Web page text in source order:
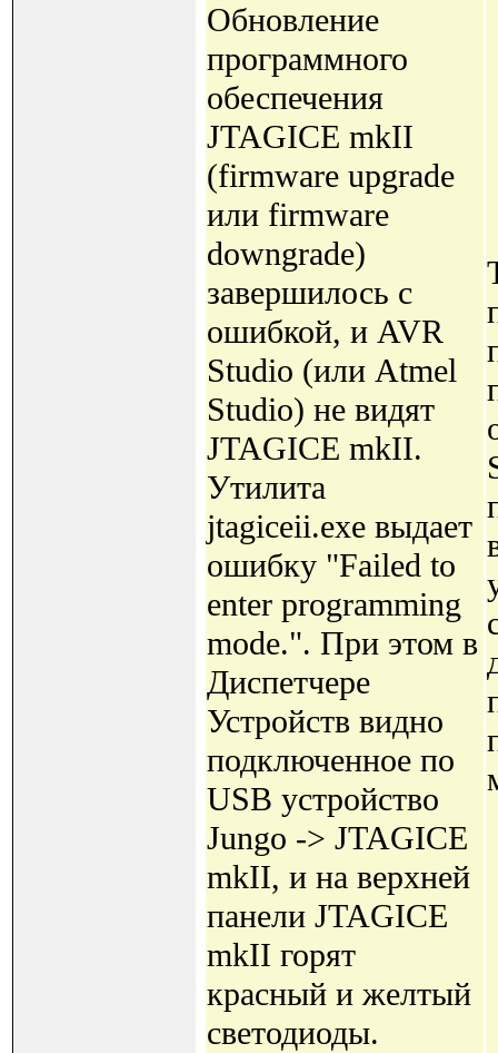
Обновление
программного
обеспечения
JTAGICE mkII
(firmware upgrade
или firmware
downgrade)
завершилось с
ошибкой, и AVR
Studio (или Atmel
Studio) не видят
JTAGICE mkII.
Утилита
jtagiceii.exe выдает
ошибку "Failed to
enter programming
mode.". При этом в
Диспетчере
Устройств видно
подключенное по
USB устройство
Jungo -> JTAGICE
mkII, и на верхней
панели JTAGICE
mkII горят
красный и желтый
светодиоды.